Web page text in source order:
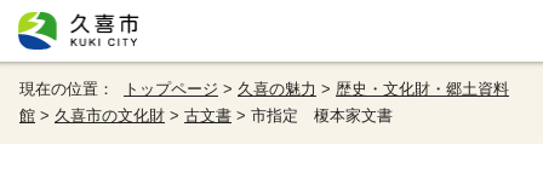
現在の位置： トップページ > 久喜の魅力 > 歴史・文化財・郷土資料
館 > 久喜市の文化財 > 古文書 > 市指定 榎本家文書